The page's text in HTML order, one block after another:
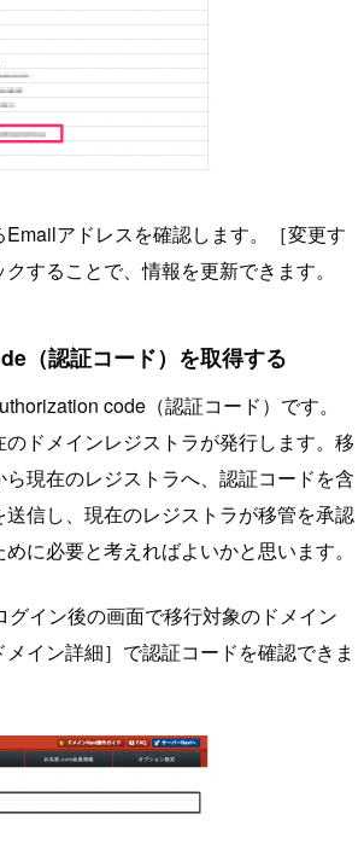
アドレスを確認します。［変更す
することで、情報を更新できます。
（認証コード）を取得する
code（認証コード）です。
ドメインレジストラが発行します。移
現在のレジストラへ、認証コードを含
信し、現在のレジストラが移管を承認
に必要と考えればよいかと思います。
グイン後の画面で移行対象のドメイン
イン詳細］で認証コードを確認できま